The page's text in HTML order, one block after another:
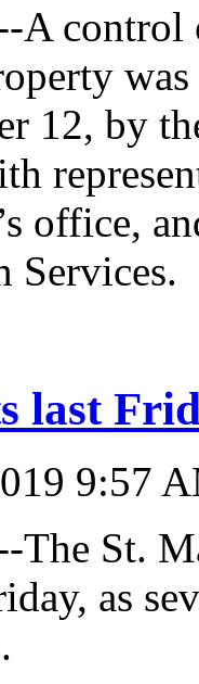
A control
12, by
office,
Services.
last
9:57
St.
as